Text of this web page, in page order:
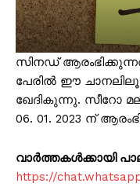
സിനഡ്
പേരിൽ ഈ
ഖേദികുന്നു. സീറോ
06. 01. 2023 ന്
വാർത്തകൾക്കായി
https://